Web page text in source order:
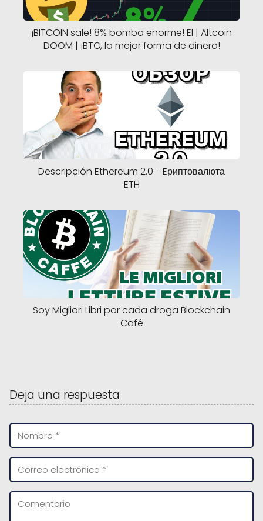
¡BITCOIN sale! 8% bomba enorme! El | Altcoin
DOOM | ¡BTC, la mejor forma de dinero!
Descripción Ethereum 2.0 - Eриптовалюта
ETH
Soy Migliori Libri por cada droga Blockchain
Café
Deja una respuesta